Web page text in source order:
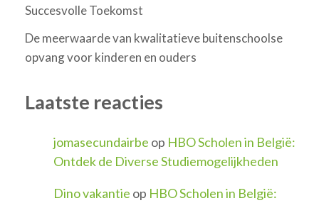
Succesvolle Toekomst
De meerwaarde van kwalitatieve buitenschoolse
opvang voor kinderen en ouders
Laatste reacties
jomasecundairbe op HBO Scholen in België:
Ontdek de Diverse Studiemogelijkheden
Dino vakantie op HBO Scholen in België: